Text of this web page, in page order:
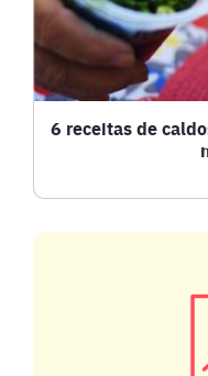
BOLOS E
CALDOS
CARNE
6 receitas de